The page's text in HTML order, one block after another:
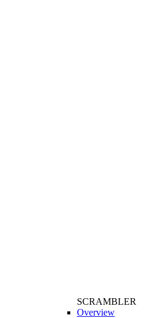
SCRAMBLER
Overview